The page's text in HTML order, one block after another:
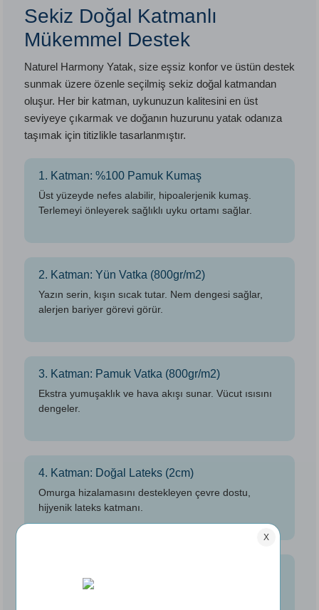
Sekiz Doğal Katmanlı
Mükemmel Destek
Naturel Harmony Yatak, size eşsiz konfor ve üstün destek
sunmak üzere özenle seçilmiş sekiz doğal katmandan
oluşur. Her bir katman, uykunuzun kalitesini en üst
seviyeye çıkarmak ve doğanın huzurunu yatak odanıza
taşımak için titizlikle tasarlanmıştır.
1. Katman: %100 Pamuk Kumaş
Üst yüzeyde nefes alabilir, hipoalerjenik kumaş.
Terlemeyi önleyerek sağlıklı uyku ortamı sağlar.
2. Katman: Yün Vatka (800gr/m2)
Yazın serin, kışın sıcak tutar. Nem dengesi sağlar,
alerjen bariyer görevi görür.
3. Katman: Pamuk Vatka (800gr/m2)
Ekstra yumuşaklık ve hava akışı sunar. Vücut ısısını
dengeler.
4. Katman: Doğal Lateks (2cm)
Omurga hizalamasını destekleyen çevre dostu,
hijyenik lateks katmanı.
Bağımsız hareket eden yaylar kişisel destek sunar,